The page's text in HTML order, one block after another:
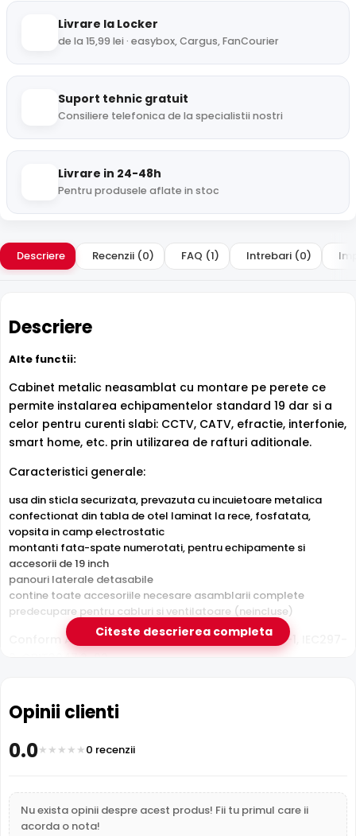
Livrare la Locker
de la 15,99 lei · easybox, Cargus, FanCourier
Suport tehnic gratuit
Consiliere telefonica de la specialistii nostri
Livrare in 24-48h
Pentru produsele aflate in stoc
Descriere Recenzii (0) FAQ (1) Intrebari (0)
Descriere
Alte functii:
Cabinet metalic neasamblat cu montare pe perete ce
permite instalarea echipamentelor standard 19 dar si a
celor pentru curenti slabi: CCTV, CATV, efractie, interfonie,
smart home, etc. prin utilizarea de rafturi aditionale.
Caracteristici generale:
usa din sticla securizata, prevazuta cu incuietoare metalica
confectionat din tabla de otel laminat la rece, fosfatata,
vopsita in camp electrostatic
montanti fata-spate numerotati, pentru echipamente si
accesorii de 19 inch
panouri laterale detasabile
contine toate accesoriile necesare asamblarii complete
predecupare pentru cabluri si ventilatoare (neincluse)
Conform ANSI/EIA RS-310-D, DIN41494, DIN41497-1, IEC297-
2, GBIT3047.2-92
Producator:
ASYTECH Networking
Culoare:Negru RAL 9004
Dimensiuni:600x450x368 mm
Distanta montanti:19 inch
Greutate:13.2 Kg
Montare:Perete
Citeste descrierea completa
Opinii clienti
0.0 0 recenzii
Nu exista opinii despre acest produs! Fii tu primul care ii
acorda o nota!